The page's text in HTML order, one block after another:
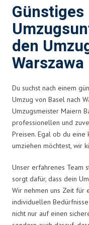
Günstiges
den
Warszawa
Du suchst nach einem
Umzug von Basel nach
Umzugsmeister Maiern
professionellen und
Preisen. Egal ob du eine
umziehen möchtest, wir
Unser erfahrenes Team
sorgt dafür, dass dein
Wir nehmen uns Zeit für
individuellen
nicht nur auf einen